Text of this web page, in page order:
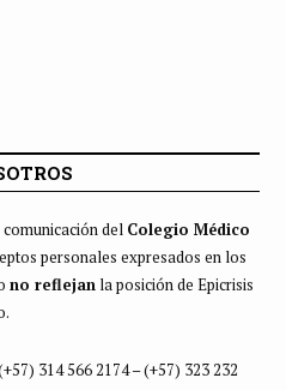
del Colegio Médico
personales expresados en los
no reflejanla posición de Epicrisis
314 566 2174 – (+57) 323 232